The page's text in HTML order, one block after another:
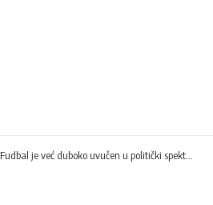
Fudbal je već duboko uvučen u politički spektakl